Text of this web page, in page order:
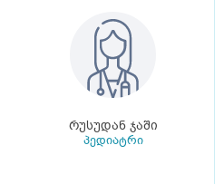
რუსუდან ჯაში
პედიატრი